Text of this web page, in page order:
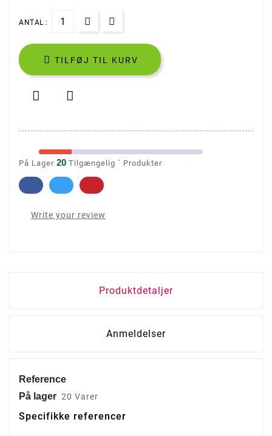
ANTAL :
 TILFØJ TIL KURV
 
På Lager 20 Tilgængelig ´ Produkter
Write your review
Produktdetaljer
Anmeldelser
Reference
På lager 20 Varer
Specifikke referencer